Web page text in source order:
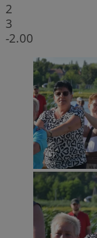
2
3
-2.00